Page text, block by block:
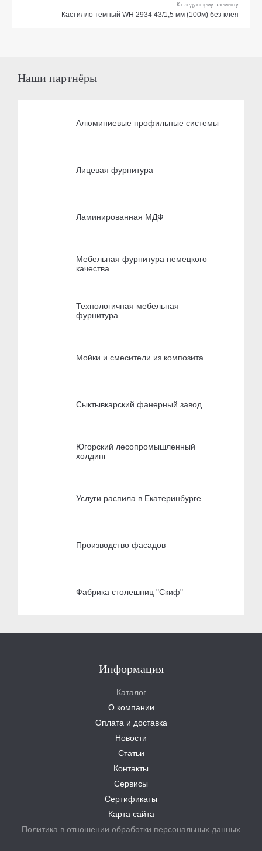
К следующему элементу
Кастилло темный WH 2934 43/1,5 мм (100м) без клея
Наши партнёры
Алюминиевые профильные системы
Лицевая фурнитура
Ламинированная МДФ
Мебельная фурнитура немецкого
качества
Технологичная мебельная
фурнитура
Мойки и смесители из композита
Сыктывкарский фанерный завод
Югорский лесопромышленный
холдинг
Услуги распила в Екатеринбурге
Производство фасадов
Фабрика столешниц "Скиф"
Информация
Каталог
О компании
Оплата и доставка
Новости
Статьи
Контакты
Сервисы
Сертификаты
Карта сайта
Политика в отношении обработки персональных данных